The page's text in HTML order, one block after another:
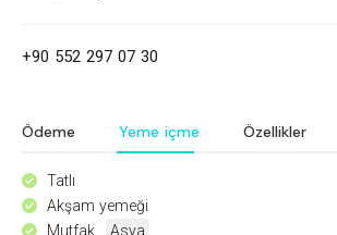
+90 552 297 07 30
Ödeme Yeme içme Özellikler
^ Tatlı
^ Akşam yemeği
^ Mutfak Asya